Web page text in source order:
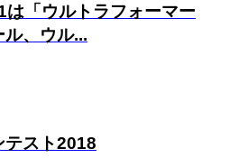
は「ウルトラフォーマー
、ウル...
テスト2018